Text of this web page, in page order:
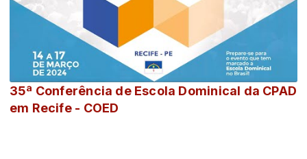
35ª Conferência de Escola Dominical da CPAD
em Recife - COED